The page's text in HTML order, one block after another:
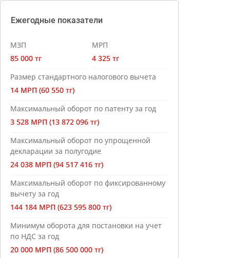
Ежегодные показатели
МЗП
85 000 тг
МРП
4 325 тг
Размер стандартного налогового вычета
14 МРП (60 550 тг)
Максимальный оборот по патенту за год
3 528 МРП (13 872 096 тг)
Максимальный оборот по упрощенной
декларации за полугодие
24 038 МРП (94 517 416 тг)
Максимальный оборот по фиксированному
вычету за год
144 184 МРП (623 595 800 тг)
Минимум оборота для постановки на учет
по НДС за год
20 000 МРП (86 500 000 тг)